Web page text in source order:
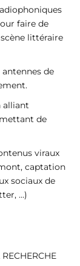
faire de
littéraire
de
alliant
de
viraux
captation
sociaux de
…)